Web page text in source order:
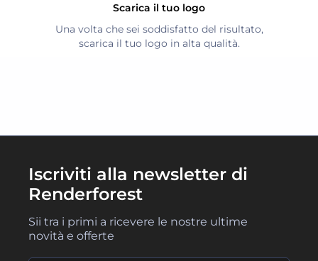
Scarica il tuo logo
Una volta che sei soddisfatto del risultato,
scarica il tuo logo in alta qualità.
Iscriviti alla newsletter di
Renderforest
Sii tra i primi a ricevere le nostre ultime
novità e offerte